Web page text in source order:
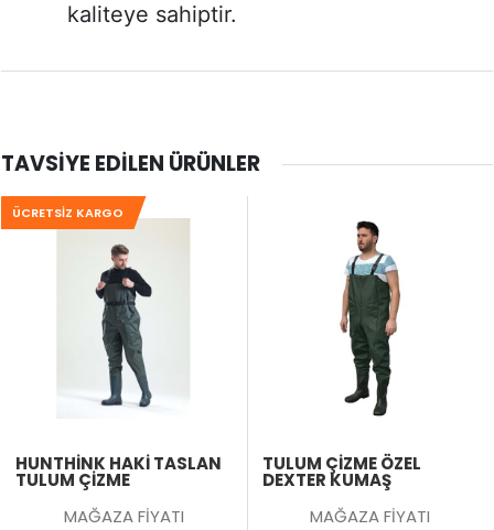
kaliteye sahiptir.
TAVSIYE EDILEN ÜRÜNLER
ÜCRETSIZ KARGO
HUNTHINK HAKI TASLAN
TULUM ÇIZME
MAĞAZA FİYATI
TULUM ÇİZME ÖZEL
DEXTER KUMAŞ
MAĞAZA FİYATI